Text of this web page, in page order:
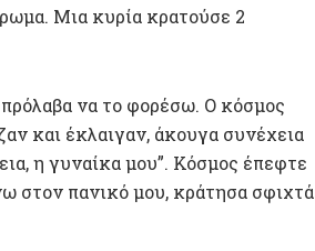
Μια κυρία κρατούσε 2
να το φορέσω. Ο κόσμος
και έκλαιγαν, άκουγα συνέχεια
η γυναίκα μου”. Κόσμος έπεφτε
στον πανικό μου, κράτησα σφιχτά